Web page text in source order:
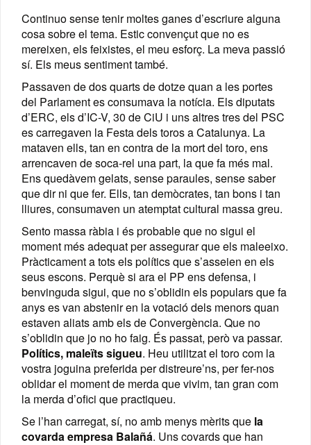
Continuo sense tenir moltes ganes d’escriure alguna
cosa sobre el tema. Estic convençut que no es
mereixen, els feixistes, el meu esforç. La meva passió
sí. Els meus sentiment també.
Passaven de dos quarts de dotze quan a les portes
del Parlament es consumava la notícia. Els diputats
d’ERC, els d’IC-V, 30 de CiU i uns altres tres del PSC
es carregaven la Festa dels toros a Catalunya. La
mataven ells, tan en contra de la mort del toro, ens
arrencaven de soca-rel una part, la que fa més mal.
Ens quedàvem gelats, sense paraules, sense saber
que dir ni que fer. Ells, tan demòcrates, tan bons i tan
lliures, consumaven un atemptat cultural massa greu.
Sento massa ràbia i és probable que no sigui el
moment més adequat per assegurar que els maleeixo.
Pràcticament atots els polítics que s’asseien en els
seus escons. Perquè si ara el PP ens defensa, i
benvinguda sigui, que no s’oblidin els populars que fa
anys es van abstenir en la votació dels menors quan
estaven aliats amb els de Convergència. Que no
s’oblidin que jo no ho faig. És passat, però va passar.
Polítics, maleïts sigueu. Heu utilitzat el toro com la
vostra joguina preferida per distreure’ns, per fer-nos
oblidar el moment de merda que vivim, tan gran com
la merda d’ofici que practiqueu.
Se l’han carregat, sí, no amb menys mèrits que la
covarda empresa Balañá. Uns covards que han